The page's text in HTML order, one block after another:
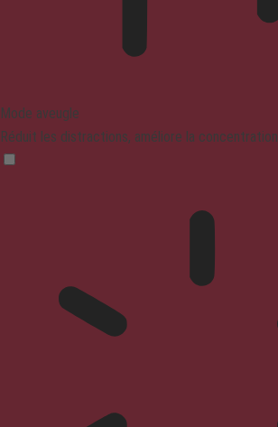
Mode aveugle
Réduit les distractions, améliore la concentration